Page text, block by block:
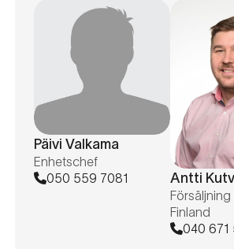
Päivi Valkama
Enhetschef
050 559 7081
Antti
Försäljning
Finland
040 671